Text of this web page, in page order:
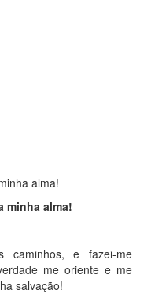
alma!
minha alma!
caminhos, e fazei-me
me oriente e me
salvação!